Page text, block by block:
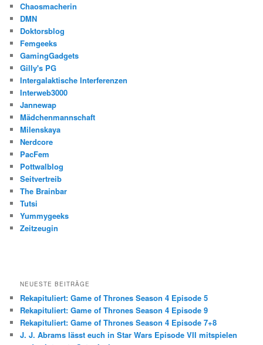
Chaosmacherin
DMN
Doktorsblog
Femgeeks
GamingGadgets
Gilly's PG
Intergalaktische Interferenzen
Interweb3000
Jannewap
Mädchenmannschaft
Milenskaya
Nerdcore
PacFem
Pottwalblog
Seitvertreib
The Brainbar
Tutsi
Yummygeeks
Zeitzeugin
NEUESTE BEITRÄGE
Rekapituliert: Game of Thrones Season 4 Episode 5
Rekapituliert: Game of Thrones Season 4 Episode 9
Rekapituliert: Game of Thrones Season 4 Episode 7+8
J. J. Abrams lässt euch in Star Wars Episode VII mitspielen